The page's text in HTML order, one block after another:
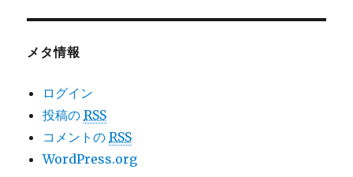
メタ情報
ログイン
投稿のRSS
コメントのRSS
WordPress.org